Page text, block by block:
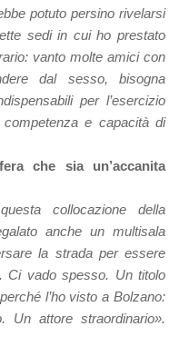
potuto persino rivelarsi
sedi in cui ho prestato
vanto molte amici con
dal sesso, bisogna
per l’esercizio
e capacità di
che sia un’accanita
collocazione della
anche un multisala
la strada per essere
Ci vado spesso. Un titolo
l’ho visto a Bolzano:
Un attore straordinario».